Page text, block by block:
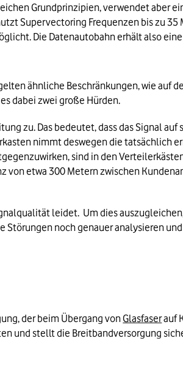
Grundprinzipien, verwendet aber
Supervectoring Frequenzen bis zu
Die Datenautobahn erhält also
ähnliche Beschränkungen, wie auf
dabei zwei große Hürden.
zu. Das bedeutet, dass das Signal
nimmt deswegen die tatsächlich
sind in den
von etwa 300 Metern zwischen
leidet.  Um dies
Störungen noch genauer analysieren
der beim Übergang von Glasfaser auf
und stellt die Breitbandversorgung